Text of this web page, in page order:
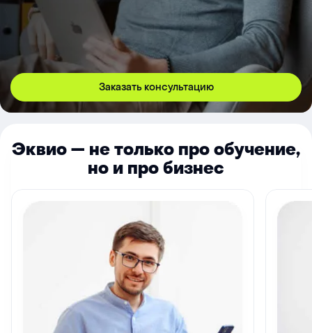
Заказать консультацию
Эквио — не только про обучение,
но и про бизнес